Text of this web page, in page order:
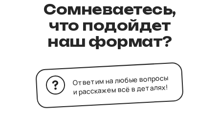
Сомневаетесь,
что подойдет
наш формат?
Ответим на любые вопросы
и расскажем всё в деталях!